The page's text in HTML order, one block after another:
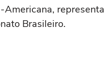
Brasileiro.